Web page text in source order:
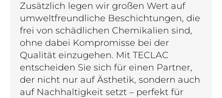
Zusätzlich legen wir großen Wert auf
umweltfreundliche Beschichtungen, die
frei von schädlichen Chemikalien sind,
ohne dabei Kompromisse bei der
Qualität einzugehen. Mit TECLAC
entscheiden Sie sich für einen Partner,
der nicht nur auf Ästhetik, sondern auch
auf Nachhaltigkeit setzt – perfekt für